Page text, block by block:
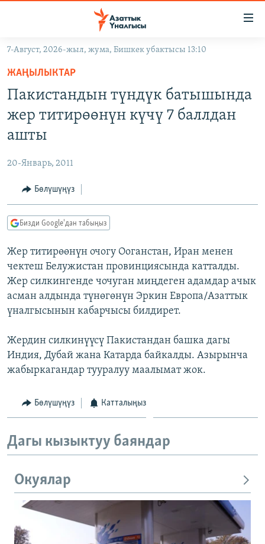
Навигацияга
өтүңүз
Издөөгө
салыңыз
МАДАНИЯТ
УКРАИНА
ТВ ПРОГРАММАЛАР
БҮГҮН АЗАТТЫКТА
ДАНИСТЕ
АЗАТТЫК+
ПОДКАСТ
ОНЛАЙН ШЕРИНЕ
ЭЕ/АРнун бардык сайттары
7-Август, 2026-жыл, жума, Бишкек убактысы 13:10
ЖАҢЫЛЫКТАР
Пакистандын түндүк батышында
жер титирөөнүн күчү 7 баллдан
ашты
20-Январь, 2011
Бөлүшүңүз
Бизди Google'дан табыңыз
Жер титирөөнүн очогу Ооганстан, Иран менен
чектеш Белужистан провинциясында катталды.
Жер силкингенде чочуган миңдеген адамдар ачык
асман алдында түнөгөнүн Эркин Европа/Азаттык
үналгысынын кабарчысы билдирет.
Жердин силкинүүсү Пакистандан башка дагы
Индия, Дубай жана Катарда байкалды. Азырынча
жабыркагандар тууралуу маалымат жок.
Бөлүшүңүз Катталыңыз
Дагы кызыктуу баяндар
Окуялар